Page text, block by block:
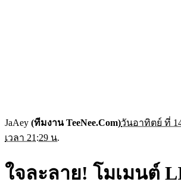
JaAey (ทีมงาน TeeNee.Com)วันอาทิตย์ ที่
เวลา 21:29 น.
ใจละลาย! โมเมนต์